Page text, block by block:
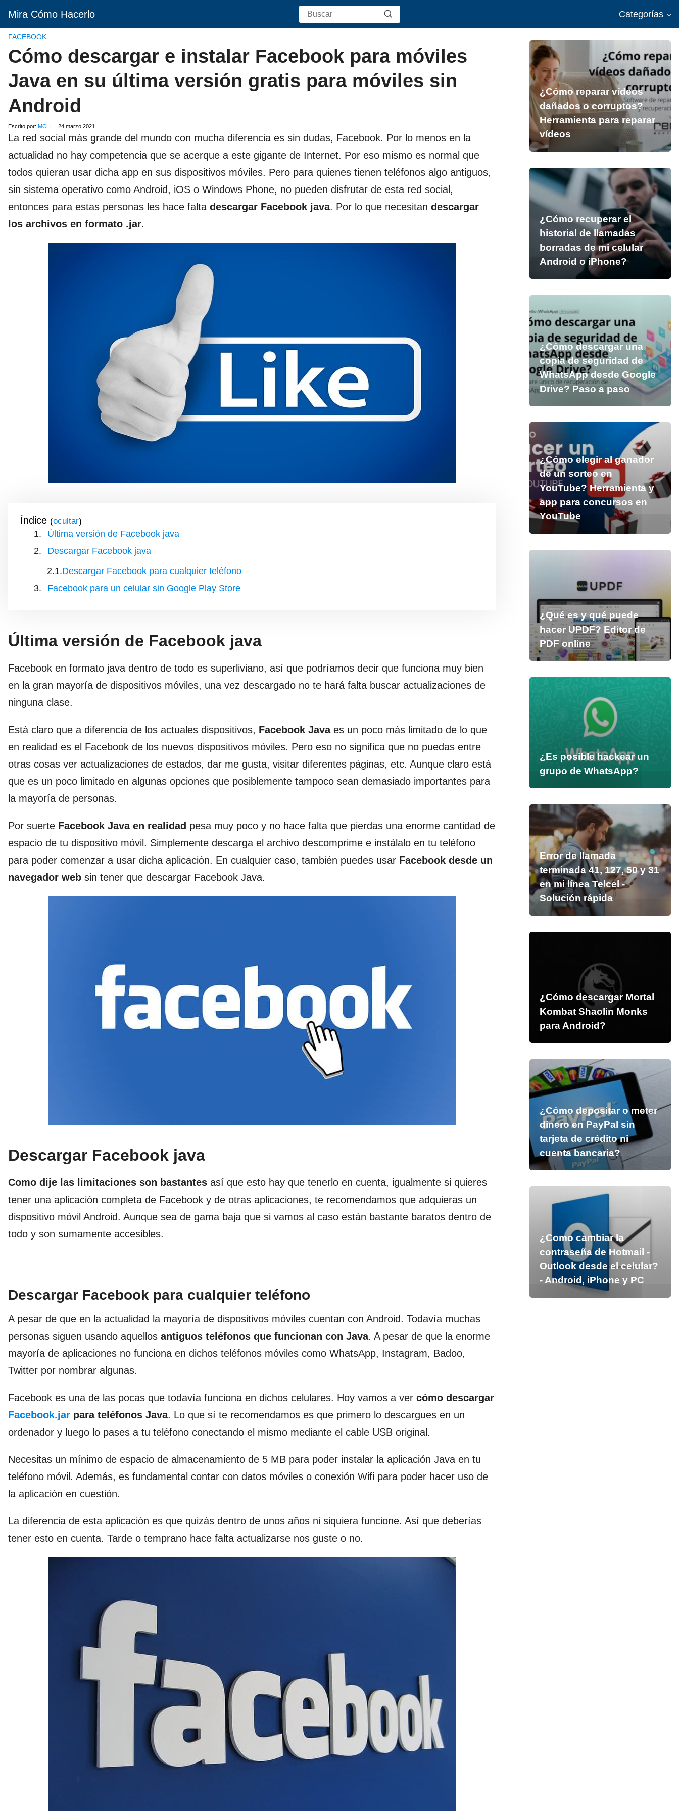
Mira Cómo Hacerlo Categorías
FACEBOOK
Cómo descargar e instalar Facebook para móviles
Java en su última versión gratis para móviles sin
Android
Escrito por: MCH 24 marzo 2021
La red social más grande del mundo con mucha diferencia es sin dudas, Facebook. Por lo menos en la
actualidad no hay competencia que se acerque a este gigante de Internet. Por eso mismo es normal que
todos quieran usar dicha app en sus dispositivos móviles. Pero para quienes tienen teléfonos algo antiguos,
sin sistema operativo como Android, iOS o Windows Phone, no pueden disfrutar de esta red social,
entonces para estas personas les hace falta descargar Facebook java. Por lo que necesitan descargar
los archivos en formato .jar.
Índice ( )
Última versión de Facebook java
Descargar Facebook java
Descargar Facebook para cualquier teléfono
Facebook para un celular sin Google Play Store
Última versión de Facebook java
Facebook en formato java dentro de todo es superliviano, así que podríamos decir que funciona muy bien
en la gran mayoría de dispositivos móviles, una vez descargado no te hará falta buscar actualizaciones de
ninguna clase.
Está claro que a diferencia de los actuales dispositivos, Facebook Java es un poco más limitado de lo que
en realidad es el Facebook de los nuevos dispositivos móviles. Pero eso no significa que no puedas entre
otras cosas ver actualizaciones de estados, dar me gusta, visitar diferentes páginas, etc. Aunque claro está
que es un poco limitado en algunas opciones que posiblemente tampoco sean demasiado importantes para
la mayoría de personas.
Por suerte Facebook Java en realidad pesa muy poco y no hace falta que pierdas una enorme cantidad de
espacio de tu dispositivo móvil. Simplemente descarga el archivo descomprime e instálalo en tu teléfono
para poder comenzar a usar dicha aplicación. En cualquier caso, también puedes usar Facebook desde un
navegador web sin tener que descargar Facebook Java.
Descargar Facebook java
Como dije las limitaciones son bastantes así que esto hay que tenerlo en cuenta, igualmente si quieres
tener una aplicación completa de Facebook y de otras aplicaciones, te recomendamos que adquieras un
dispositivo móvil Android. Aunque sea de gama baja que si vamos al caso están bastante baratos dentro de
todo y son sumamente accesibles.
Descargar Facebook para cualquier teléfono
A pesar de que en la actualidad la mayoría de dispositivos móviles cuentan con Android. Todavía muchas
personas siguen usando aquellos antiguos teléfonos que funcionan con Java. A pesar de que la enorme
mayoría de aplicaciones no funciona en dichos teléfonos móviles como WhatsApp, Instagram, Badoo,
Twitter por nombrar algunas.
Facebook es una de las pocas que todavía funciona en dichos celulares. Hoy vamos a ver cómo descargar
Facebook.jar para teléfonos Java. Lo que sí te recomendamos es que primero lo descargues en un
ordenador y luego lo pases a tu teléfono conectando el mismo mediante el cable USB original.
Necesitas un mínimo de espacio de almacenamiento de 5 MB para poder instalar la aplicación Java en tu
teléfono móvil. Además, es fundamental contar con datos móviles o conexión Wifi para poder hacer uso de
la aplicación en cuestión.
La diferencia de esta aplicación es que quizás dentro de unos años ni siquiera funcione. Así que deberías
tener esto en cuenta. Tarde o temprano hace falta actualizarse nos guste o no.
¿Cómo reparar vídeos
dañados o corruptos?
Herramienta para reparar
vídeos
¿Cómo recuperar el
historial de llamadas
borradas de mi celular
Android o iPhone?
¿Cómo descargar una
copia de seguridad de
WhatsApp desde Google
Drive? Paso a paso
¿Cómo elegir al ganador
de un sorteo en
YouTube? Herramienta y
app para concursos en
YouTube
¿Qué es y qué puede
hacer UPDF? Editor de
PDF online
¿Es posible hackear un
grupo de WhatsApp?
Error de llamada
terminada 41, 127, 50 y 31
en mi línea Telcel -
Solución rápida
¿Cómo descargar Mortal
Kombat Shaolin Monks
para Android?
¿Cómo depositar o meter
dinero en PayPal sin
tarjeta de crédito ni
cuenta bancaria?
¿Como cambiar la
contraseña de Hotmail -
Outlook desde el celular?
- Android, iPhone y PC